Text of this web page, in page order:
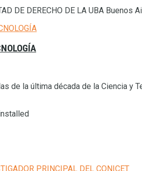
DE DERECHO DE LA UBA Buenos
de la última década de la Ciencia y